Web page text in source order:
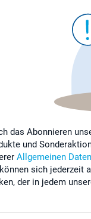
das Abonnieren
und
Allgemeinen
sich jederzeit
der in jedem